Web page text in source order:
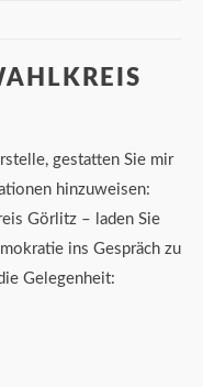
gestatten Sie mir
hinzuweisen:
Görlitz – laden Sie
ins Gespräch zu
Gelegenheit: